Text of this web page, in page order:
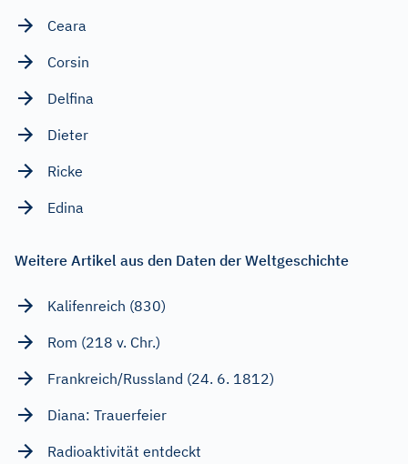
Ceara
Corsin
Delfina
Dieter
Ricke
Edina
Weitere Artikel aus den Daten der Weltgeschichte
Kalifenreich (830)
Rom (218 v. Chr.)
Frankreich/Russland (24. 6. 1812)
Diana: Trauerfeier
Radioaktivität entdeckt